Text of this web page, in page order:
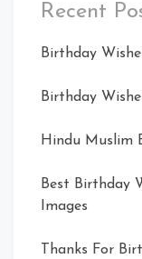
Recent
Birthday
Birthday
Hindu Muslim
Best Birthday
Images
Thanks For